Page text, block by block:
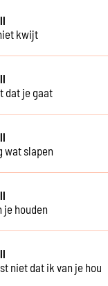
kwijt
dat je gaat
wat slapen
je houden
niet dat ik van je hou